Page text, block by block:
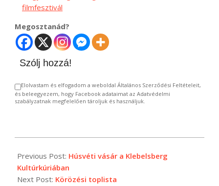
filmfesztivál
Megosztanád?
Szólj hozzá!
Elolvastam és elfogadom a weboldal Általános Szerződési Feltételeit,
és beleegyezem, hogy Facebook adataimat az Adatvédelmi
szabályzatnak megfelelően tároljuk és használjuk.
03-
20
Previous Post: Húsvéti vásár a Klebelsberg
Kultúrkúriában
Next Post: Körözési toplista